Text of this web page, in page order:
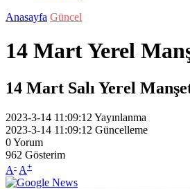
Anasayfa Güncel
14 Mart Yerel
14 Mart Salı Yerel
2023-3-14 11:09:12 Yayınlanma
2023-3-14 11:09:12 Güncelleme
0Yorum
962 Gösterim
A- A+